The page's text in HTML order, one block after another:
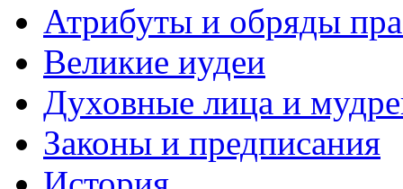
Атрибуты и обряды
Великие иудеи
Духовные лица и
Законы и предписания